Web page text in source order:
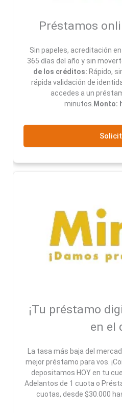
Préstamos
Sin papeles, acreditación
365 días del año y sin
de los créditos: Rápido,
rápida validación de
accedes a un
minutos. Monto:
¡Tu préstamo
en el
La tasa más baja del
mejor préstamo para vos.
depositamos HOY en tu
Adelantos de 1 cuota o
cuotas, desde $30.000